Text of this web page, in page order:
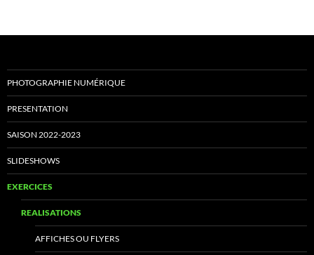
PHOTOGRAPHIE NUMÉRIQUE
PRESENTATION
SAISON 2022-2023
SLIDESHOWS
EXERCICES
REALISATIONS
AFFICHES OU FLYERS